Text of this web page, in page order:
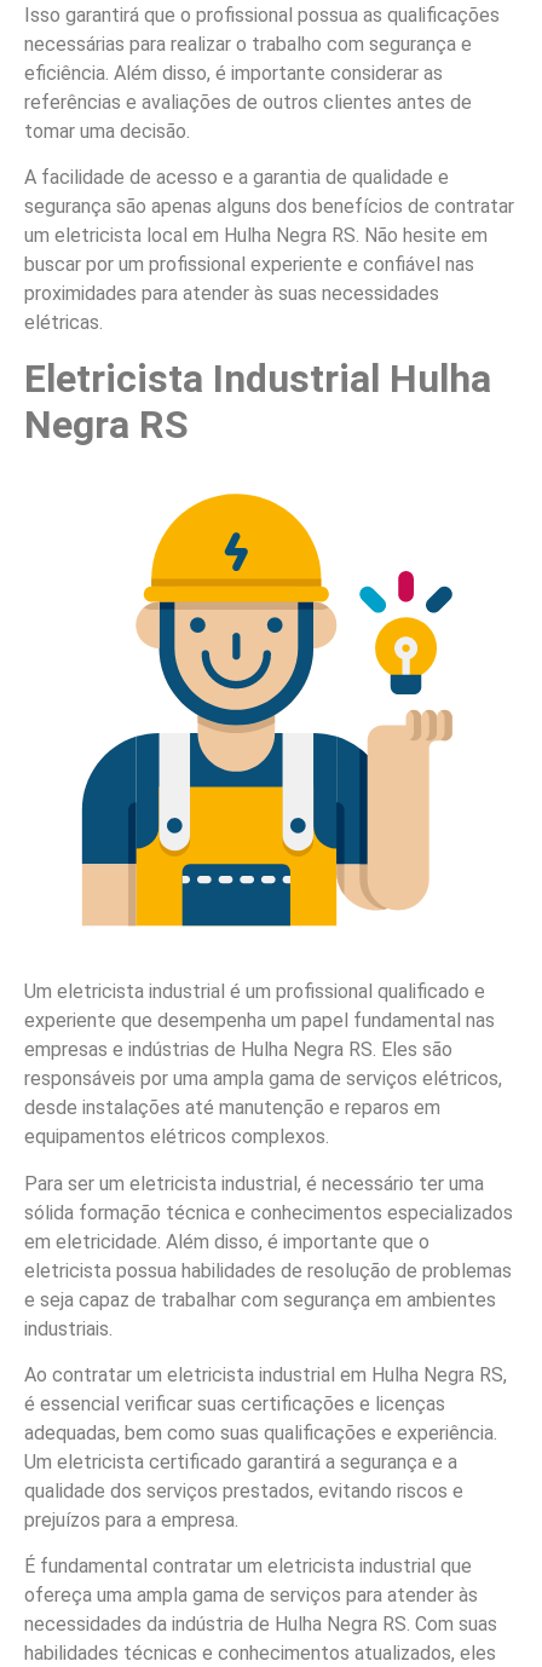
Isso garantirá que o profissional possua as qualificações
necessárias para realizar o trabalho com segurança e
eficiência. Além disso, é importante considerar as
referências e avaliações de outros clientes antes de
tomar uma decisão.
A facilidade de acesso e a garantia de qualidade e
segurança são apenas alguns dos benefícios de contratar
um eletricista local em Hulha Negra RS. Não hesite em
buscar por um profissional experiente e confiável nas
proximidades para atender às suas necessidades
elétricas.
Eletricista Industrial Hulha
Negra RS
Um eletricista industrial é um profissional qualificado e
experiente que desempenha um papel fundamental nas
empresas e indústrias de Hulha Negra RS. Eles são
responsáveis por uma ampla gama de serviços elétricos,
desde instalações até manutenção e reparos em
equipamentos elétricos complexos.
Para ser um eletricista industrial, é necessário ter uma
sólida formação técnica e conhecimentos especializados
em eletricidade. Além disso, é importante que o
eletricista possua habilidades de resolução de problemas
e seja capaz de trabalhar com segurança em ambientes
industriais.
Ao contratar um eletricista industrial em Hulha Negra RS,
é essencial verificar suas certificações e licenças
adequadas, bem como suas qualificações e experiência.
Um eletricista certificado garantirá a segurança e a
qualidade dos serviços prestados, evitando riscos e
prejuízos para a empresa.
É fundamental contratar um eletricista industrial que
ofereça uma ampla gama de serviços para atender às
necessidades da indústria de Hulha Negra RS. Com suas
habilidades técnicas e conhecimentos atualizados, eles